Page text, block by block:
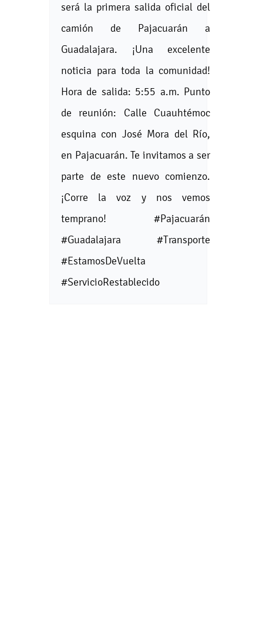
será la primera salida oficial del
camión de Pajacuarán a
Guadalajara. ¡Una excelente
noticia para toda la comunidad!
Hora de salida: 5:55 a.m. Punto
de reunión: Calle Cuauhtémoc
esquina con José Mora del Río,
en Pajacuarán. Te invitamos a ser
parte de este nuevo comienzo.
¡Corre la voz y nos vemos
temprano! #Pajacuarán
#Guadalajara #Transporte
#EstamosDeVuelta
#ServicioRestablecido